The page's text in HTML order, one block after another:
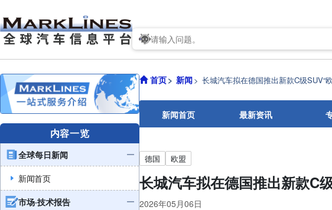
内容一览
全球每日新闻
新闻首页
市场·技术报告
首页 新闻 长城汽车拟在德国推出新款C级SUV“
新闻首页 最新资讯
德国 欧盟
长城汽车拟在德国推出新款C
2026年05月06日